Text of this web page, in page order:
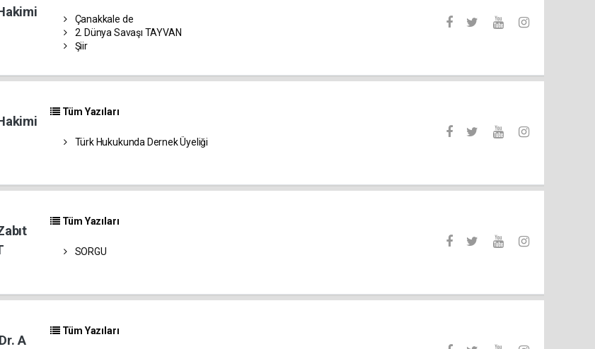
Çanakkale de
2. Dünya Savaşı TAYVAN
Şiir
Tüm Yazıları
Türk Hukukunda Dernek Üyeliği
Tüm Yazıları
SORGU
A
Tüm Yazıları